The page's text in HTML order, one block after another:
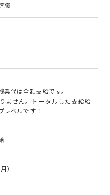
職
代は全額支給です。
ません。トータルした支給給
レベルです！
）